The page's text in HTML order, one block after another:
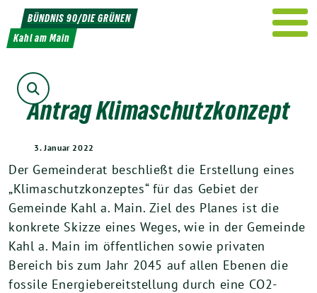
Weiter
zum
Inhalt
BÜNDNIS 90/DIE GRÜNEN
Kahl am Main
Suche
Antrag Klimaschutzkonzept
3. Januar 2022
Der Gemeinderat beschließt die Erstellung eines
„Klimaschutzkonzeptes“ für das Gebiet der
Gemeinde Kahl a. Main. Ziel des Planes ist die
konkrete Skizze eines Weges, wie in der Gemeinde
Kahl a. Main im öffentlichen sowie privaten
Bereich bis zum Jahr 2045 auf allen Ebenen die
fossile Energiebereitstellung durch eine CO2-